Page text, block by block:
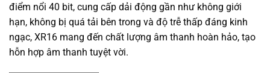
điểm nổi 40 bit, cung cấp dải động gần như không giới
hạn, không bị quá tải bên trong và độ trễ thấp đáng kinh
ngạc, XR16 mang đến chất lượng âm thanh hoàn hảo, tạo
hỗn hợp âm thanh tuyệt vời.